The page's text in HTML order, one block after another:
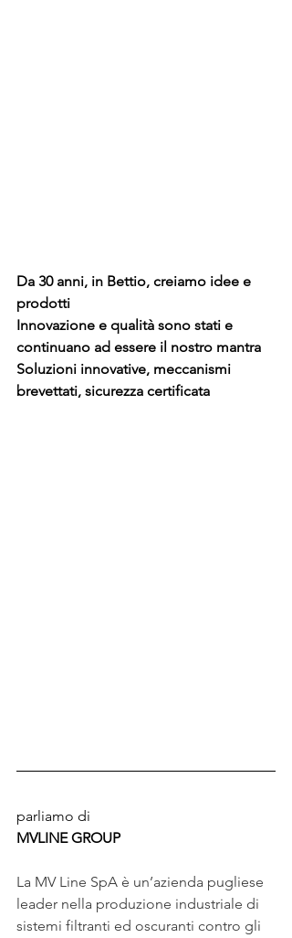
Da 30 anni, in Bettio, creiamo idee e
prodotti
Innovazione e qualità sono stati e
continuano ad essere il nostro mantra
Soluzioni innovative, meccanismi
brevettati, sicurezza certificata
parliamo di
MVLINE GROUP
La MV Line SpA è un’azienda pugliese
leader nella produzione industriale di
sistemi filtranti ed oscuranti contro gli